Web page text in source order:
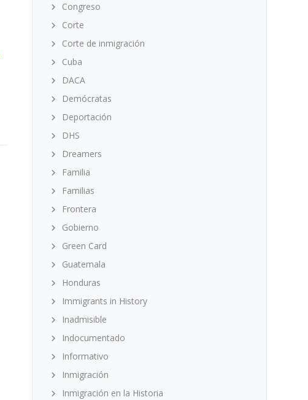
Congreso
Corte
Corte de inmigración
Cuba
DACA
Demócratas
Deportación
DHS
Dreamers
Familia
Familias
Frontera
Gobierno
Green Card
Guatemala
Honduras
Immigrants in History
Inadmisible
Indocumentado
Informativo
Inmigración
Inmigración en la Historia